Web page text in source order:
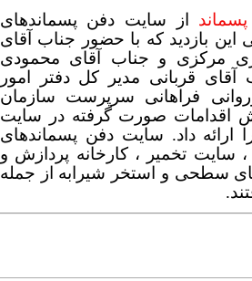
از سایت دفن پسماندهای
بازدید که با حضور جناب آقای
مرکزی و جناب آقای محمودی
قربانی مدیر کل دفتر امور
فراهانی سرپرست سازمان
اقدامات صورت گرفته در سایت
داد. سایت دفن پسماندهای
سایت تخمیر ، کارخانه پردازش و
سطحی و استخر شیرابه از جمله